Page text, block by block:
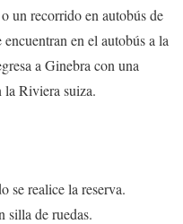
un recorrido en autobús de
en el autobús a la
a Ginebra con una
la Riviera suiza.
se realice la reserva.
silla de ruedas.